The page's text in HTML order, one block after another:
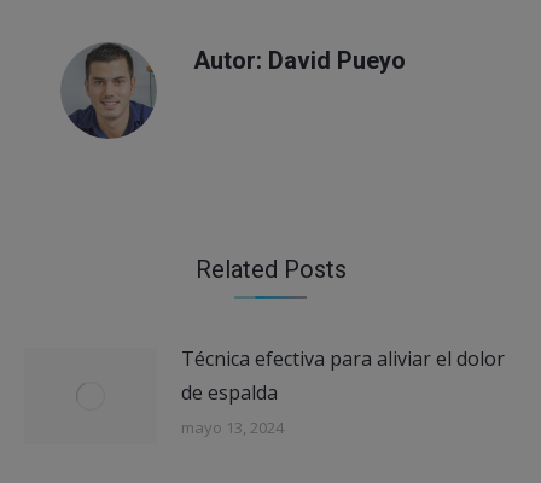
Autor: David Pueyo
Related Posts
Técnica efectiva para aliviar el dolor
de espalda
mayo 13, 2024